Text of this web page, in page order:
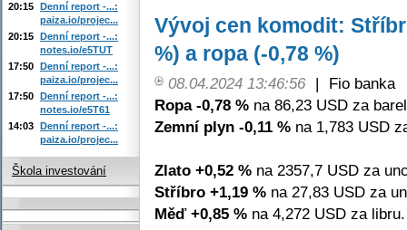
Vývoj cen komodit:
%) a ropa (-0,78 %)
08.04.2024 13:46:56 |
Fio banka
Ropa -0,78 % na 86,23 USD za
Zemní plyn -0,11 % na 1,783 USD
Zlato +0,52 % na 2357,7 USD za
Stříbro +1,19 % na 27,83 USD za
Měď +0,85 % na 4,272 USD za libru.
20:15 Denní report -...:
paiza.io/projec...
20:15 Denní report -...:
notes.io/e5TUT
17:50 Denní report -...:
paiza.io/projec...
17:50 Denní report -...:
notes.io/e5T61
14:03 Denní report -...:
paiza.io/projec...
Škola investování